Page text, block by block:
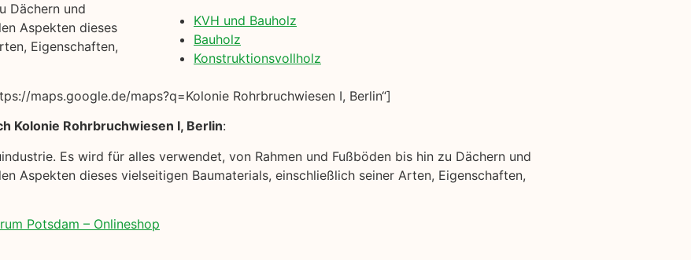
Dächern und
Aspekten dieses
Eigenschaften,
KVH und Bauholz
Bauholz
Konstruktionsvollholz
maps.google.de/maps?q=Kolonie Rohrbruchwiesen I, Berlin“]
Kolonie Rohrbruchwiesen I, Berlin:
Es wird für alles verwendet, von Rahmen und Fußböden bis hin zu Dächern und
Aspekten dieses vielseitigen Baumaterials, einschließlich seiner Arten, Eigenschaften,
Potsdam – Onlineshop